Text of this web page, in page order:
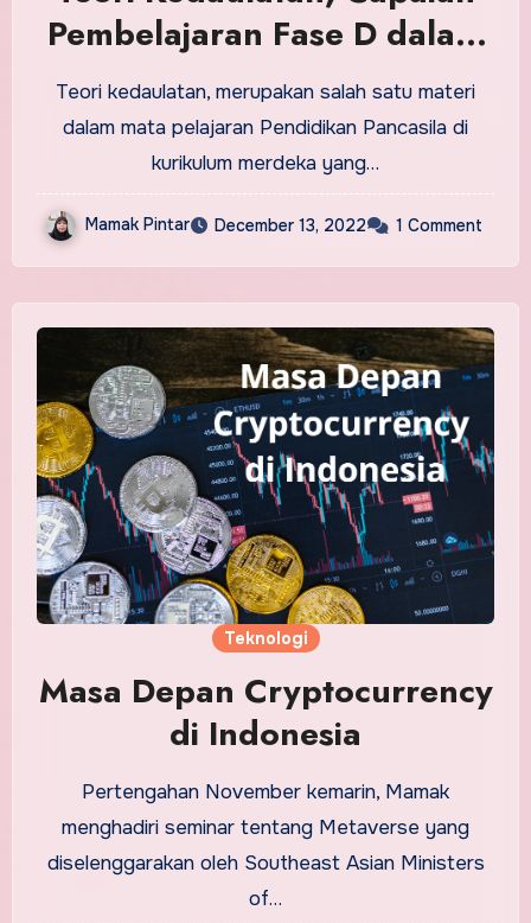
Pembelajaran Fase D dalam
Kurikulum Merdeka
Teori kedaulatan, merupakan salah satu materi
dalam mata pelajaran Pendidikan Pancasila di
kurikulum merdeka yang…
Mamak Pintar December 13, 2022 1 Comment
Teknologi
Masa Depan Cryptocurrency
di Indonesia
Pertengahan November kemarin, Mamak
menghadiri seminar tentang Metaverse yang
diselenggarakan oleh Southeast Asian Ministers
of…